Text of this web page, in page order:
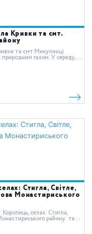
Кривки та смт.
та смт.Микулинці
природним газом. У середу,...
Стигла, Світле,
Монастириського
селах: Стигла,
району та...